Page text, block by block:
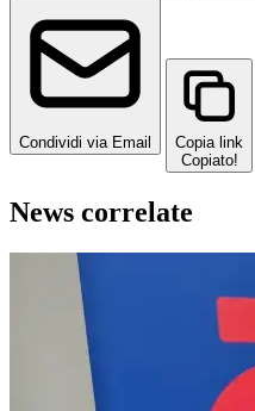
Condividi via Email
Copia link
Copiato!
News correlate